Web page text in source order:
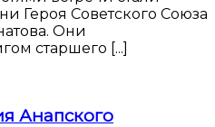
Советского Союза
Они
старшего [...]
Анапского